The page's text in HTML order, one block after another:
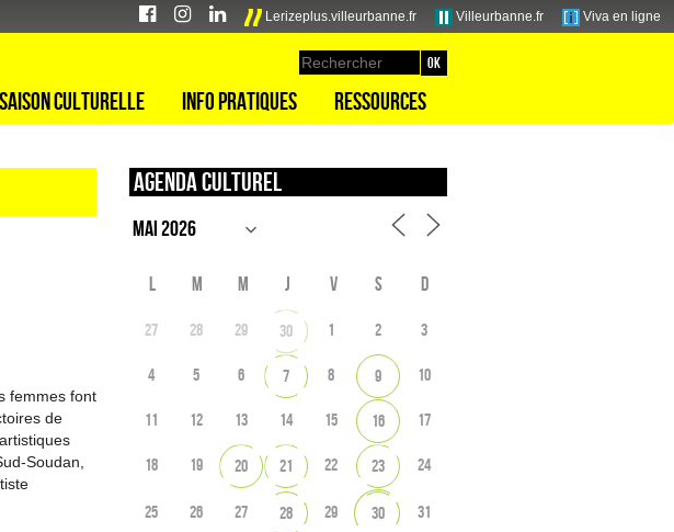
Lerizeplus.villeurbanne.fr Villeurbanne.fr Viva en ligne
Saison culturelle Info pratiques Ressources
femmes font
de
Soudan,
Agenda culturel
L M M J V S D
27 28 29 30 1 2 3
4 5 6 7 8 9 10
11 12 13 14 15 16 17
18 19 20 21 22 23 24
25 26 27 28 29 30 31